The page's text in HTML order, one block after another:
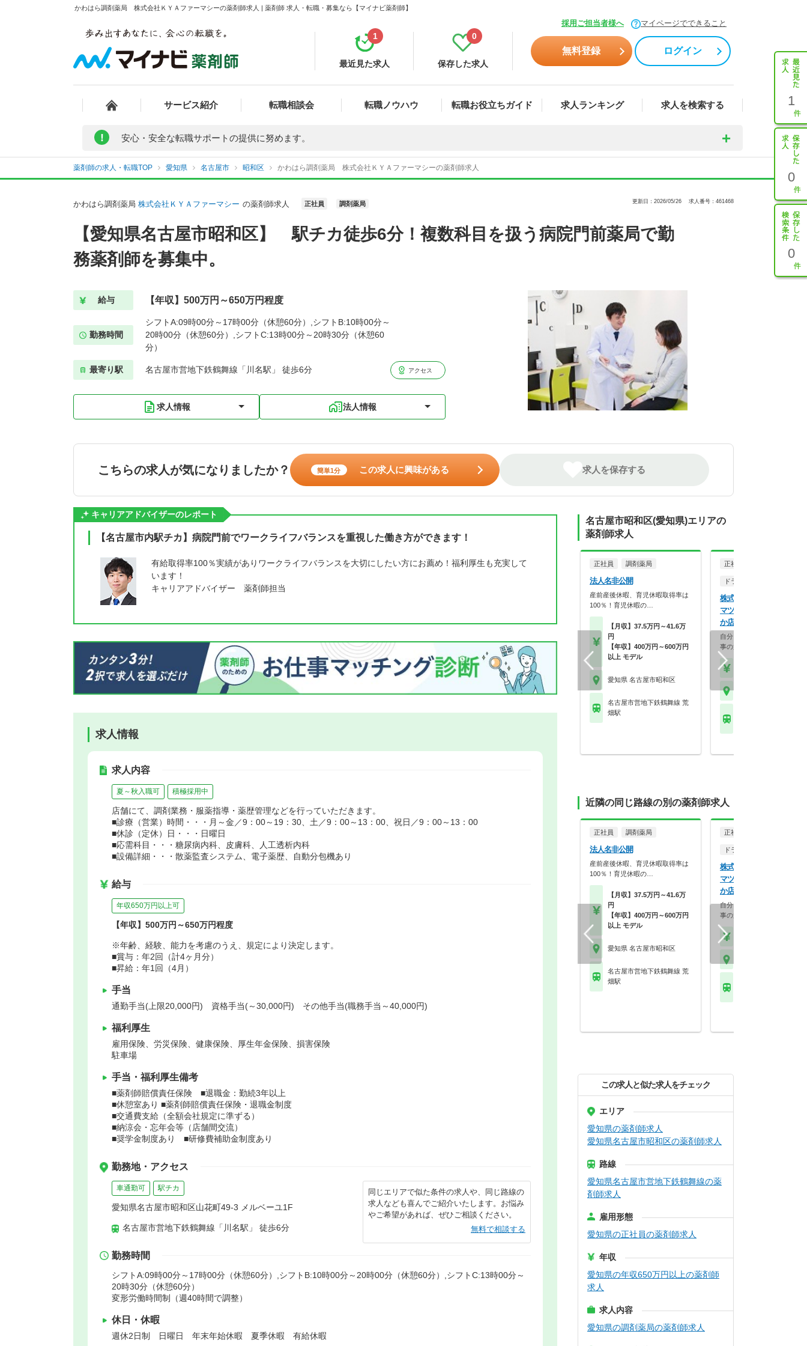
かわはら調剤薬局 株式会社ＫＹＡファーマシーの薬剤師求人 | 薬剤師 求人・転職・募集なら【マイナビ薬剤師】
採用ご担当者様へ マイページでできること
最近見た求人
1
保存した求人
0
無料登録 ログイン
サービス紹介 転職相談会 転職ノウハウ 転職お役立ちガイド 求人ランキング 求人を検索する 1
0
0
! 安心・安全な転職サポートの提供に努めます。
薬剤師の求人・転職TOP 愛知県 名古屋市 昭和区 かわはら調剤薬局 株式会社ＫＹＡファーマシーの薬剤師求人
かわはら調剤薬局 株式会社ＫＹＡファーマシー の薬剤師求人 正社員 調剤薬局 更新日：2026/05/26 求人番号：461468
【愛知県名古屋市昭和区】 駅チカ徒歩6分！複数科目を扱う病院門前薬局で勤
務薬剤師を募集中。
給与 【年収】500万円～650万円程度
勤務時間
シフトA:09時00分～17時00分（休憩60分）,シフトB:10時00分～
20時00分（休憩60分）,シフトC:13時00分～20時30分（休憩60
分）
最寄り駅 名古屋市営地下鉄鶴舞線「川名駅」 徒歩6分 アクセス
求人情報 法人情報
こちらの求人が気になりましたか？ 簡単1分 この求人に興味がある 求人を保存する
キャリアアドバイザーのレポート
【名古屋市内駅チカ】病院門前でワークライフバランスを重視した働き方ができます！
有給取得率100％実績がありワークライフバランスを大切にしたい方にお薦め！福利厚生も充実して
います！
キャリアアドバイザー 薬剤師担当
求人情報
求人内容
夏～秋入職可 積極採用中
店舗にて、調剤業務・服薬指導・薬歴管理などを行っていただきます。
■診療（営業）時間・・・月～金／9：00～19：30、土／9：00～13：00、祝日／9：00～13：00
■休診（定休）日・・・日曜日
■応需科目・・・糖尿病内科、皮膚科、人工透析内科
■設備詳細・・・散薬監査システム、電子薬歴、自動分包機あり
給与
年収650万円以上可
【年収】500万円～650万円程度
※年齢、経験、能力を考慮のうえ、規定により決定します。
■賞与：年2回（計4ヶ月分）
■昇給：年1回（4月）
手当
通勤手当(上限20,000円) 資格手当(～30,000円) その他手当(職務手当～40,000円)
福利厚生
雇用保険、労災保険、健康保険、厚生年金保険、損害保険
駐車場
手当・福利厚生備考
■薬剤師賠償責任保険 ■退職金：勤続3年以上
■休憩室あり ■薬剤師賠償責任保険・退職金制度
■交通費支給（全額会社規定に準ずる）
■納涼会・忘年会等（店舗間交流）
■奨学金制度あり ■研修費補助金制度あり
勤務地・アクセス
車通勤可 駅チカ
愛知県名古屋市昭和区山花町49-3 メルベーユ1F
名古屋市営地下鉄鶴舞線「川名駅」 徒歩6分
同じエリアで似た条件の求人や、同じ路線の
求人なども喜んでご紹介いたします。お悩み
やご希望があれば、ぜひご相談ください。
無料で相談する
勤務時間
シフトA:09時00分～17時00分（休憩60分）,シフトB:10時00分～20時00分（休憩60分）,シフトC:13時00分～
20時30分（休憩60分）
変形労働時間制（週40時間で調整）
休日・休暇
週休2日制 日曜日 年末年始休暇 夏季休暇 有給休暇
名古屋市昭和区(愛知県)エリアの
薬剤師求人
正社員 調剤薬局
法人名非公開
産前産後休暇、育児休暇取得率は
100％！育児休暇の…
【月収】37.5万円～41.6万
円
【年収】400万円～600万円
以上 モデル
愛知県 名古屋市昭和区
名古屋市営地下鉄鶴舞線 荒
畑駅
正社員
ドラッグストア（調剤併設
株式会社マツモトキヨシ
マツモトキヨシ 名古屋い
か店
自分らしく働く。それが、
事の第一歩。選択的週…
近隣の同じ路線の別の薬剤師求人
正社員 調剤薬局
法人名非公開
産前産後休暇、育児休暇取得率は
100％！育児休暇の…
【月収】37.5万円～41.6万
円
【年収】400万円～600万円
以上 モデル
愛知県 名古屋市昭和区
名古屋市営地下鉄鶴舞線 荒
畑駅
正社員
ドラッグストア（調剤併設
株式会社マツモトキヨシ
マツモトキヨシ 名古屋い
か店
自分らしく働く。それが、い
事の第一歩。選択的週…
この求人と似た求人をチェック
エリア
愛知県の薬剤師求人
愛知県名古屋市昭和区の薬剤師求人
路線
愛知県名古屋市営地下鉄鶴舞線の薬
剤師求人
雇用形態
愛知県の正社員の薬剤師求人
年収
愛知県の年収650万円以上の薬剤師
求人
求人内容
愛知県の調剤薬局の薬剤師求人